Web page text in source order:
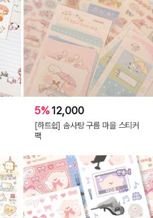
5%12,000
[하트쉽] 솜사탕 구름 마을 스티커
팩